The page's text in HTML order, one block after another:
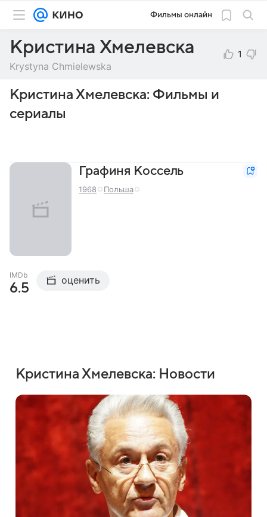
Фильмы онлайн
Кристина Хмелевска
Krystyna Chmielewska
1
Кристина Хмелевска: Фильмы и
сериалы
Графиня Коссель
1968 Польша
IMDb
6.5
оценить
Кристина Хмелевска: Новости